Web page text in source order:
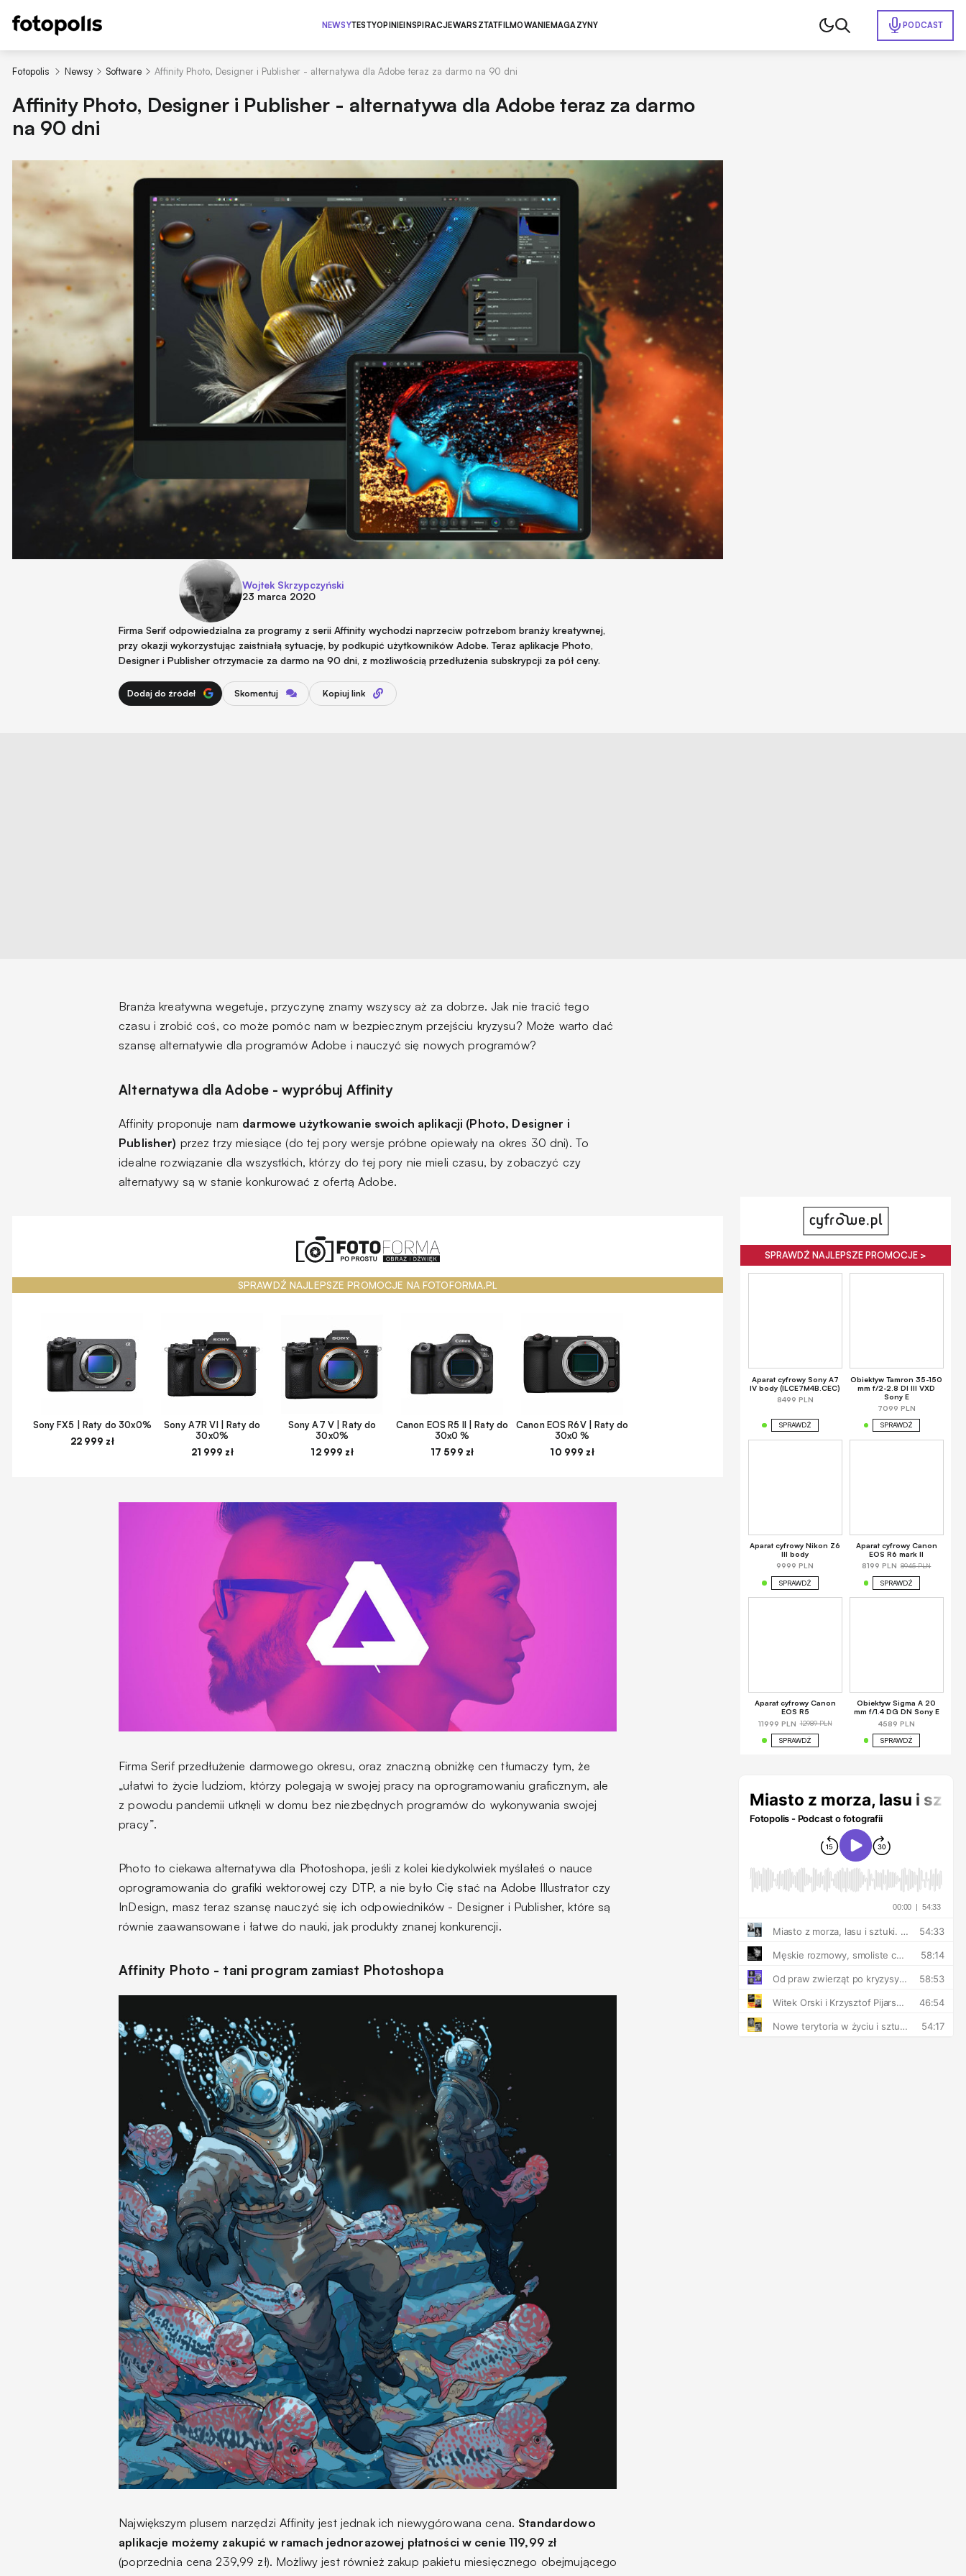
NEWSYTESTYOPINIEINSPIRACJEWARSZTATFILMOWANIEMAGAZYNY PODCAST
Fotopolis Newsy Software Affinity Photo, Designer i Publisher - alternatywa dla Adobe teraz za darmo na 90 dni
Affinity Photo, Designer i Publisher - alternatywa dla Adobe teraz za darmo
na 90 dni
Wojtek Skrzypczyński
23 marca 2020
Firma Serif odpowiedzialna za programy z serii Affinity wychodzi naprzeciw potrzebom branży kreatywnej,
przy okazji wykorzystując zaistniałą sytuację, by podkupić użytkowników Adobe. Teraz aplikacje Photo,
Designer i Publisher otrzymacie za darmo na 90 dni, z możliwością przedłużenia subskrypcji za pół ceny.
Dodaj do źródeł Skomentuj Kopiuj link
Branża kreatywna wegetuje, przyczynę znamy wszyscy aż za dobrze. Jak nie tracić tego
czasu i zrobić coś, co może pomóc nam w bezpiecznym przejściu kryzysu? Może warto dać
szansę alternatywie dla programów Adobe i nauczyć się nowych programów?
Alternatywa dla Adobe - wypróbuj Affinity
Affinity proponuje nam darmowe użytkowanie swoich aplikacji (Photo, Designer i
Publisher) przez trzy miesiące (do tej pory wersje próbne opiewały na okres 30 dni). To
idealne rozwiązanie dla wszystkich, którzy do tej pory nie mieli czasu, by zobaczyć czy
alternatywy są w stanie konkurować z ofertą Adobe.
SPRAWDŹ NAJLEPSZE PROMOCJE NA FOTOFORMA.PL
Sony FX5 | Raty do 30x0%
22 999 zł
Sony A7R VI | Raty do
30x0%
21 999 zł
Sony A7 V | Raty do
30x0%
12 999 zł
Canon EOS R5 II | Raty do
30x0 %
17 599 zł
Canon EOS R6V | Raty do
30x0 %
10 999 zł
Firma Serif przedłużenie darmowego okresu, oraz znaczną obniżkę cen tłumaczy tym, że
„ułatwi to życie ludziom, którzy polegają w swojej pracy na oprogramowaniu graficznym, ale
z powodu pandemii utknęli w domu bez niezbędnych programów do wykonywania swojej
pracy”.
Photo to ciekawa alternatywa dla Photoshopa, jeśli z kolei kiedykolwiek myślałeś o nauce
oprogramowania do grafiki wektorowej czy DTP, a nie było Cię stać na Adobe Illustrator czy
InDesign, masz teraz szansę nauczyć się ich odpowiedników - Designer i Publisher, które są
równie zaawansowane i łatwe do nauki, jak produkty znanej konkurencji.
Affinity Photo - tani program zamiast Photoshopa
Największym plusem narzędzi Affinity jest jednak ich niewygórowana cena. Standardowo
aplikacje możemy zakupić w ramach jednorazowej płatności w cenie 119,99 zł
(poprzednia cena 239,99 zł). Możliwy jest również zakup pakietu miesięcznego obejmującego
SPRAWDŹ NAJLEPSZE PROMOCJE >
Aparat cyfrowy Sony A7
IV body (ILCE7M4B.CEC)
8499 PLN
SPRAWDŹ
Obiektyw Tamron 35-150
mm f/2-2.8 DI III VXD
Sony E
7099 PLN
SPRAWDŹ
Aparat cyfrowy Nikon Z6
III body
9999 PLN
SPRAWDŹ
Aparat cyfrowy Canon
EOS R6 mark II
8199 PLN 8945 PLN
SPRAWDŹ
Aparat cyfrowy Canon
EOS R5
11999 PLN 12989 PLN
SPRAWDŹ
Obiektyw Sigma A 20
mm f/1.4 DG DN Sony E
4589 PLN
SPRAWDŹ